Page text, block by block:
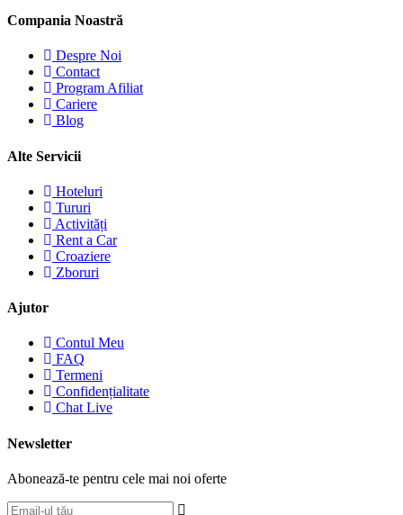
Compania Noastră
Despre Noi
Contact
Program Afiliat
Cariere
Blog
Alte Servicii
Hoteluri
Tururi
Activități
Rent a Car
Croaziere
Zboruri
Ajutor
Contul Meu
FAQ
Termeni
Confidențialitate
Chat Live
Newsletter
Abonează-te pentru cele mai noi oferte